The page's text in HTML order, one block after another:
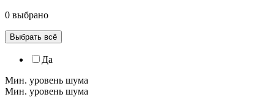
0 выбрано
Выбрать всё
Да
Мин. уровень шума
Мин. уровень шума